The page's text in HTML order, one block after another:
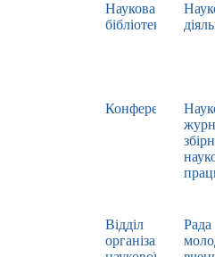
Наукова
бібліотека
Конференції
Відділ
організації
Рада